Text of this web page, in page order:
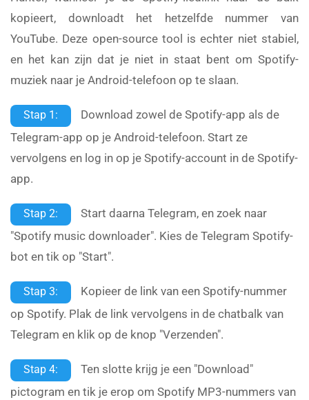
kopieert, downloadt het hetzelfde nummer van
YouTube. Deze open-source tool is echter niet stabiel,
en het kan zijn dat je niet in staat bent om Spotify-
muziek naar je Android-telefoon op te slaan.
Stap 1:
Download zowel de Spotify-app als de
Telegram-app op je Android-telefoon. Start ze
vervolgens en log in op je Spotify-account in de Spotify-
app.
Stap 2:
Start daarna Telegram, en zoek naar
"Spotify music downloader". Kies de Telegram Spotify-
bot en tik op "Start".
Stap 3:
Kopieer de link van een Spotify-nummer
op Spotify. Plak de link vervolgens in de chatbalk van
Telegram en klik op de knop "Verzenden".
Stap 4:
Ten slotte krijg je een "Download"
pictogram en tik je erop om Spotify MP3-nummers van